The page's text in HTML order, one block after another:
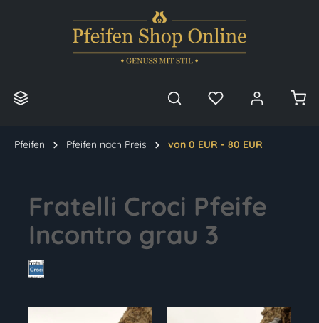
Pfeifen Pfeifen nach Preis von 0 EUR - 80 EUR
Fratelli Croci Pfeife
Incontro grau 3